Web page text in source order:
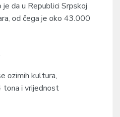
da u Republici Srpskoj
od čega je oko 43.000
ozimih kultura,
tona i vrijednost